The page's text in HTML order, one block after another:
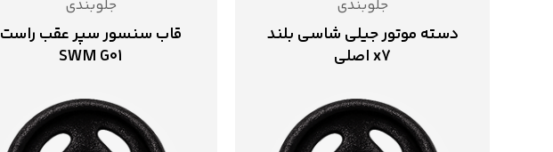
جلوبندی
دسته موتور جیلی شاسی بلند
x7 اصلی
جلوبندی
قاب سنسور سپر عقب راست
SWM G01